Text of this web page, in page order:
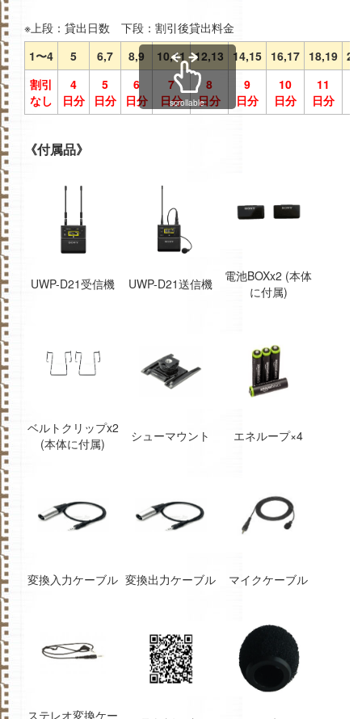
※上段：貸出日数 下段：割引後貸出料金
1〜4
5 6,7 8,9 10,11 12,13 14,15 16,17 18,19
割引
なし
4
日分
5
日分
6
日分
7
日分
8
日分
9
日分
10
日分
11
日分
scrollable
《付属品》
UWP-D21受信機 UWP-D21送信機
電池BOXx2 (本体
に付属)
ベルトクリップx2
(本体に付属)
シューマウント エネループ×4
変換入力ケーブル 変換出力ケーブル マイクケーブル
ステレオ変換ケー